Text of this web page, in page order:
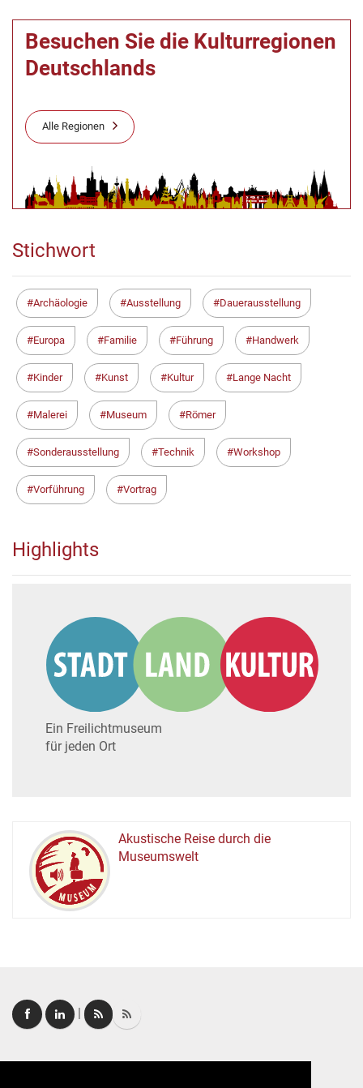
Besuchen Sie die Kulturregionen
Deutschlands
Alle Regionen
Stichwort
Archäologie Ausstellung Dauerausstellung
Europa Familie Führung Handwerk
Kinder Kunst Kultur Lange Nacht
Malerei Museum Römer
Sonderausstellung Technik Workshop
Vorführung Vortrag
Highlights
Ein Freilichtmuseum
für jeden Ort
MUSEUM
Akustische Reise durch die
Museumswelt